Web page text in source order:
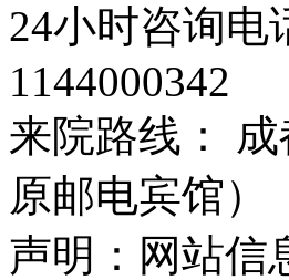
24小时咨询
1144000342
来院路线：
原邮电宾馆）
声明：网站信